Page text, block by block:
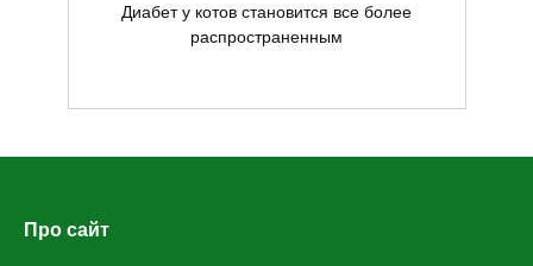
Диабет у котов становится все более
распространенным
Про сайт